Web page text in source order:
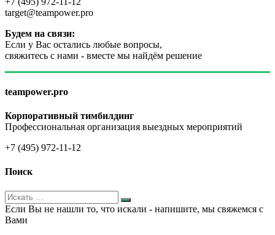
target@teampower.pro
Будем на связи:
Если у Вас остались любые вопросы,
свяжитесь с нами - вместе мы найдём решение
teampower.pro
Корпоративный тимбилдинг
Профессиональная организация выездных мероприятий
+7 (495) 972-11-12
Поиск
Если Вы не нашли то, что искали - напишите, мы свяжемся с
Вами